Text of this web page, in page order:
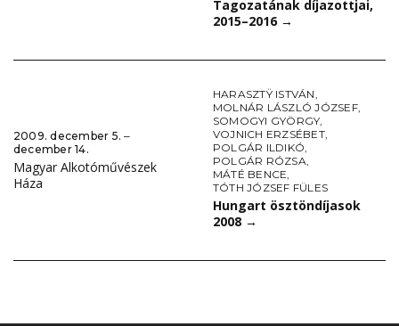
Tagozatának díjazottjai,
2015–2016 →
2009. december 5. ‒
december 14.
Magyar Alkotóművészek
Háza
HARASZTŸ ISTVÁN,
MOLNÁR LÁSZLÓ JÓZSEF,
SOMOGYI GYÖRGY,
VOJNICH ERZSÉBET,
POLGÁR ILDIKÓ,
POLGÁR RÓZSA,
MÁTÉ BENCE,
TÓTH JÓZSEF FÜLES
Hungart ösztöndíjasok
2008 →